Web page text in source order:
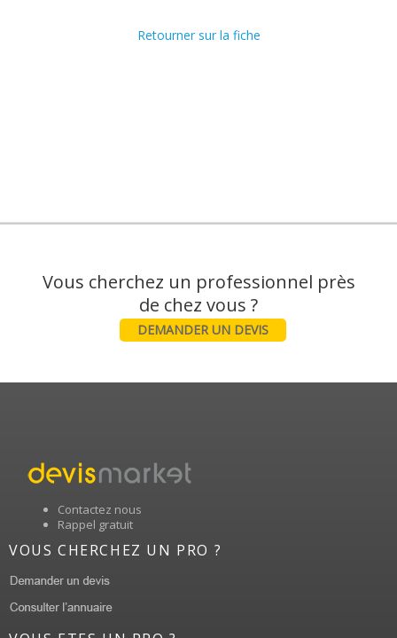
Retourner sur la fiche
Vous cherchez un professionnel près
DEMANDER UN DEVIS
Contactez nous
Rappel gratuit
VOUS CHERCHEZ UN PRO ?